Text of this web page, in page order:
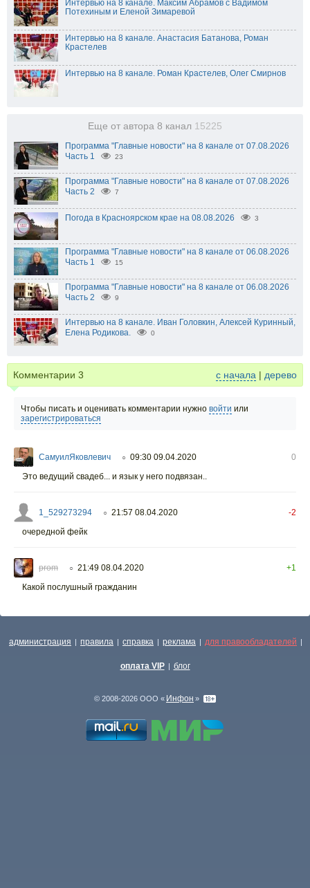
Интервью на 8 канале. Максим Абрамов с Вадимом
Потехиным и Еленой Зимаревой
Интервью на 8 канале. Анастасия Батанова, Роман
Крастелев
Интервью на 8 канале. Роман Крастелев, Олег Смирнов
Еще от автора 8 канал 15225
Программа "Главные новости" на 8 канале от 07.08.2026
Часть 1
23
Программа "Главные новости" на 8 канале от 07.08.2026
Часть 2
7
Погода в Красноярском крае на 08.08.2026 3
Программа "Главные новости" на 8 канале от 06.08.2026
Часть 1
15
Программа "Главные новости" на 8 канале от 06.08.2026
Часть 2
9
Интервью на 8 канале. Иван Головкин, Алексей Куринный,
Елена Родикова.
0
Комментарии 3 с начала | дерево
Чтобы писать и оценивать комментарии нужно войти или
зарегистрироваться
СамуилЯковлевич ○ 09:30 09.04.2020
0
Это ведущий свадеб... и язык у него подвязан..
1_529273294 ○ 21:57 08.04.2020
-2
очередной фейк
prom ○ 21:49 08.04.2020
+1
Какой послушный гражданин
администрация | правила | справка | реклама | для правообладателей |
оплата VIP | блог
© 2008-2026 ООО « Инфон »